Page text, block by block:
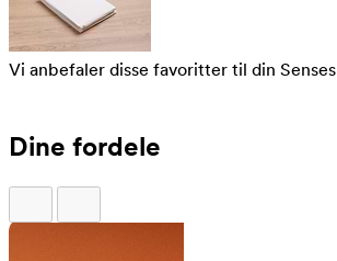
Vi anbefaler disse favoritter til din Senses
Dine fordele